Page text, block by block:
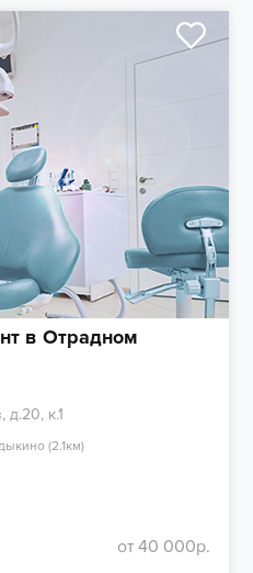
в Отрадном
д.20, к.1
(2.1км)
от 40 000р.